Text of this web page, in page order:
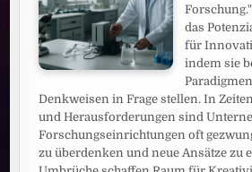
das
für
indem sie
Denkweisen in Frage stellen. In
und Herausforderungen sind
Forschungseinrichtungen oft
zu überdenken und neue Ansätze zu